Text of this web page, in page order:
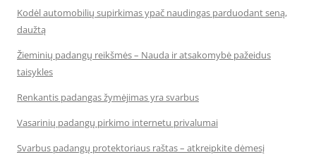
Kodėl automobilių supirkimas ypač naudingas parduodant seną,
daužtą
Žieminių padangų reikšmės – Nauda ir atsakomybė pažeidus
taisykles
Renkantis padangas žymėjimas yra svarbus
Vasarinių padangų pirkimo internetu privalumai
Svarbus padangų protektoriaus raštas – atkreipkite dėmesį